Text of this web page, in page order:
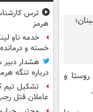
الجزیره، ارتش رژیم صهیونیستی هشدار تخلیه فوری ۱۳ روستا و
ترس
هرمز
خسته و
هشدار دبیر
درباره تنگه
تشکیل تیم
عاملان قتل